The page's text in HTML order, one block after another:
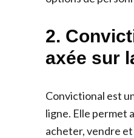
2.
axée sur
Convictional est
ligne. Elle permet
acheter, vendre